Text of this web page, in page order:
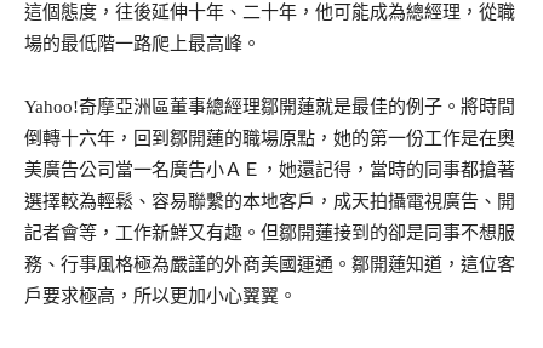
這個態度，往後延伸十年、二十年，他可能成為總經理，從職
場的最低階一路爬上最高峰。
Yahoo!奇摩亞洲區董事總經理鄒開蓮就是最佳的例子。將時間
倒轉十六年，回到鄒開蓮的職場原點，她的第一份工作是在奧
美廣告公司當一名廣告小ＡＥ，她還記得，當時的同事都搶著
選擇較為輕鬆、容易聯繫的本地客戶，成天拍攝電視廣告、開
記者會等，工作新鮮又有趣。但鄒開蓮接到的卻是同事不想服
務、行事風格極為嚴謹的外商美國運通。鄒開蓮知道，這位客
戶要求極高，所以更加小心翼翼。